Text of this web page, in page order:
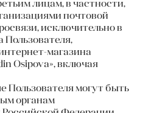
лицам, в частности,
почтовой
исключительно в
Пользователя,
магазина
Osipova», включая
Пользователя могут быть
органам